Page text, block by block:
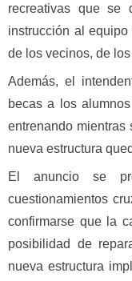
recreativas que se
instrucción al
de los vecinos, de
Además, el
becas a los
entrenando mientras
nueva estructura
El anuncio se
cuestionamientos
confirmarse que la
posibilidad de
nueva estructura